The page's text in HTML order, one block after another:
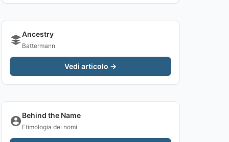
Ancestry
Battermann
Vedi articolo →
Behind the Name
Etimologia dei nomi